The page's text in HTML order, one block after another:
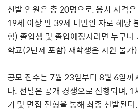
선발 인원은 총 20명으로,응시 자격
19세 이상 만 39세 미만인 자로 해당
함)졸업생 및 졸업예정자라면 누구나
학교(2년제 포함) 재학생은 지원 불가
공모 접수는 7월 23일부터 8월 6일까
다. 선발은 공개 경쟁으로 진행되며, 1
기 및 면접 전형을 통해 최종 선발된다.